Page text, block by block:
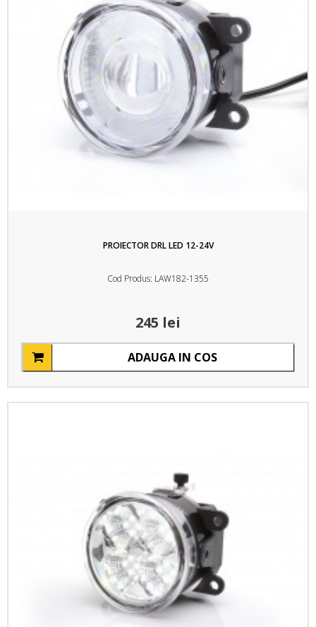
PROIECTOR DRL LED 12-24V
Cod Produs: LAW182-1355
245 lei
ADAUGA IN COS